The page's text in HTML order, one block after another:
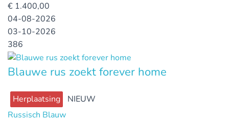
€ 1.400,00
04-08-2026
03-10-2026
386
Blauwe rus zoekt forever home
Herplaatsing
NIEUW
Russisch Blauw